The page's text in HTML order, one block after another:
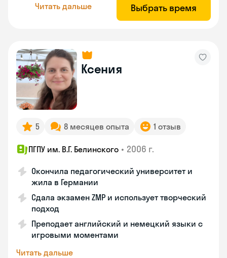
Читать дальше Выбрать время
Ксения
5 8 месяцев опыта 1 отзыв
ПГПУ им. В.Г. Белинского • 2006 г.
Окончила педагогический университет и
жила в Германии
Сдала экзамен ZMP и использует творческий
подход
Преподает английский и немецкий языки с
игровыми моментами
Читать дальше